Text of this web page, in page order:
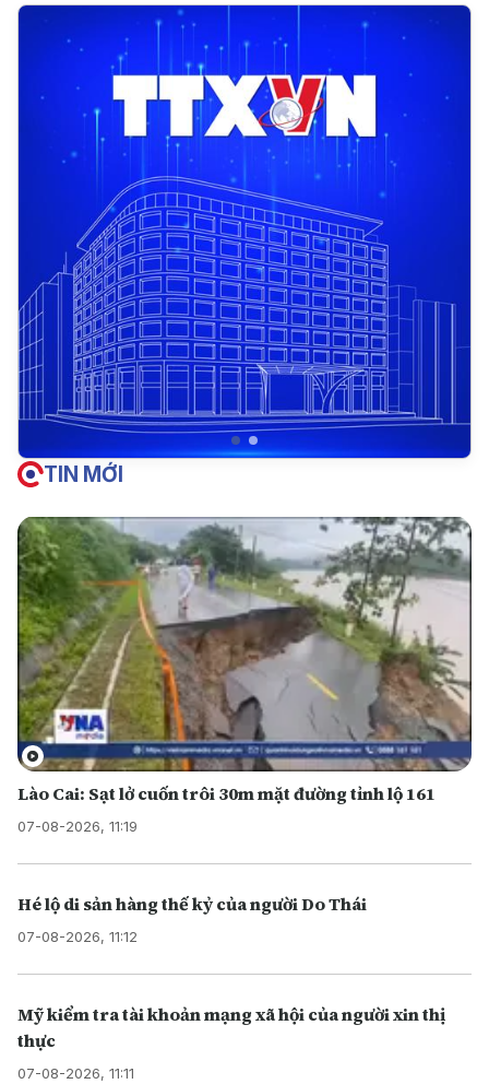
TIN MỚI
Lào Cai: Sạt lở cuốn trôi 30m mặt đường tỉnh lộ 161
07-08-2026, 11:19
Hé lộ di sản hàng thế kỷ của người Do Thái
07-08-2026, 11:12
Mỹ kiểm tra tài khoản mạng xã hội của người xin thị
thực
07-08-2026, 11:11